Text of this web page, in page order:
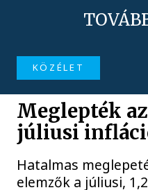
KÖZÉLET
Meglepték
júliusi
Hatalmas
elemzők a júliusi,